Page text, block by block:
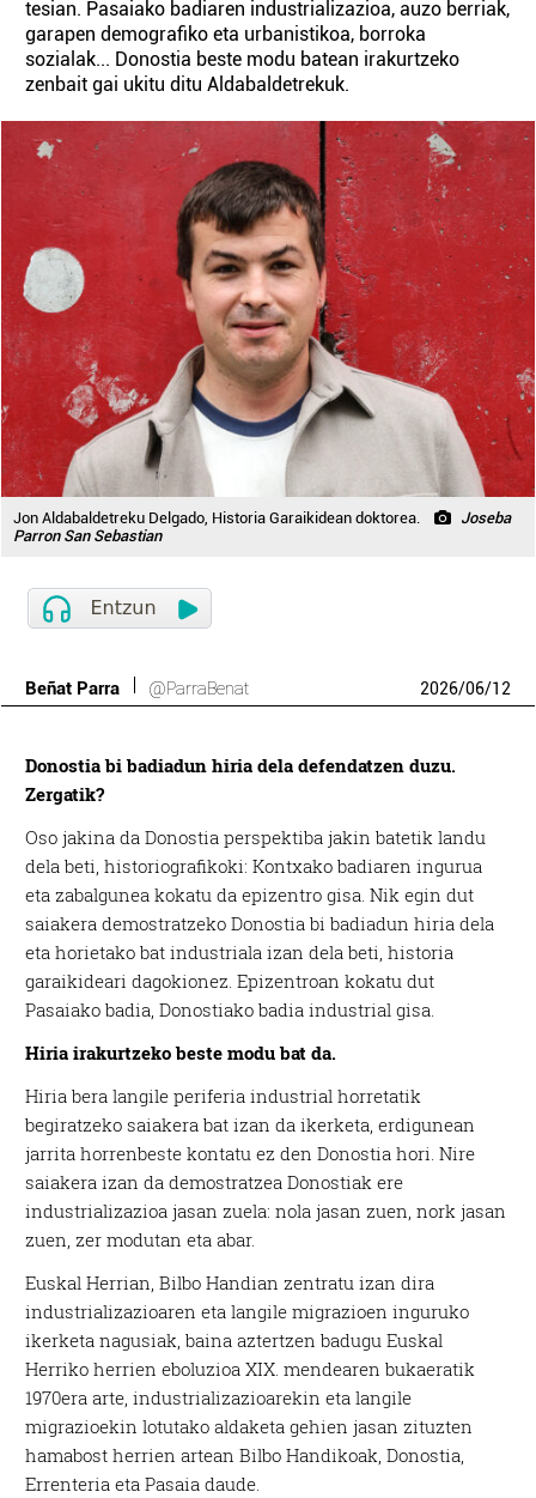
tesian. Pasaiako badiaren industrializazioa, auzo berriak,
garapen demografiko eta urbanistikoa, borroka
sozialak... Donostia beste modu batean irakurtzeko
zenbait gai ukitu ditu Aldabaldetrekuk.
Jon Aldabaldetreku Delgado, Historia Garaikidean doktorea.
Joseba
Parron San Sebastian
Beñat Parra @ParraBenat 2026/06/12
Donostia bi badiadun hiria dela defendatzen duzu.
Zergatik?
Oso jakina da Donostia perspektiba jakin batetik landu
dela beti, historiografikoki: Kontxako badiaren ingurua
eta zabalgunea kokatu da epizentro gisa. Nik egin dut
saiakera demostratzeko Donostia bi badiadun hiria dela
eta horietako bat industriala izan dela beti, historia
garaikideari dagokionez. Epizentroan kokatu dut
Pasaiako badia, Donostiako badia industrial gisa.
Hiria irakurtzeko beste modu bat da.
Hiria bera langile periferia industrial horretatik
begiratzeko saiakera bat izan da ikerketa, erdigunean
jarrita horrenbeste kontatu ez den Donostia hori. Nire
saiakera izan da demostratzea Donostiak ere
industrializazioa jasan zuela: nola jasan zuen, nork jasan
zuen, zer modutan eta abar.
Euskal Herrian, Bilbo Handian zentratu izan dira
industrializazioaren eta langile migrazioen inguruko
ikerketa nagusiak, baina aztertzen badugu Euskal
Herriko herrien eboluzioa XIX. mendearen bukaeratik
1970era arte, industrializazioarekin eta langile
migrazioekin lotutako aldaketa gehien jasan zituzten
hamabost herrien artean Bilbo Handikoak, Donostia,
Errenteria eta Pasaia daude.